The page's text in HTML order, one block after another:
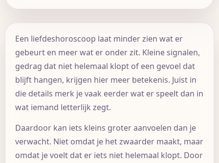
Een liefdeshoroscoop laat minder zien wat er
gebeurt en meer wat er onder zit. Kleine signalen,
gedrag dat niet helemaal klopt of een gevoel dat
blijft hangen, krijgen hier meer betekenis. Juist in
die details merk je vaak eerder wat er speelt dan in
wat iemand letterlijk zegt.
Daardoor kan iets kleins groter aanvoelen dan je
verwacht. Niet omdat je het zwaarder maakt, maar
omdat je voelt dat er iets niet helemaal klopt. Door